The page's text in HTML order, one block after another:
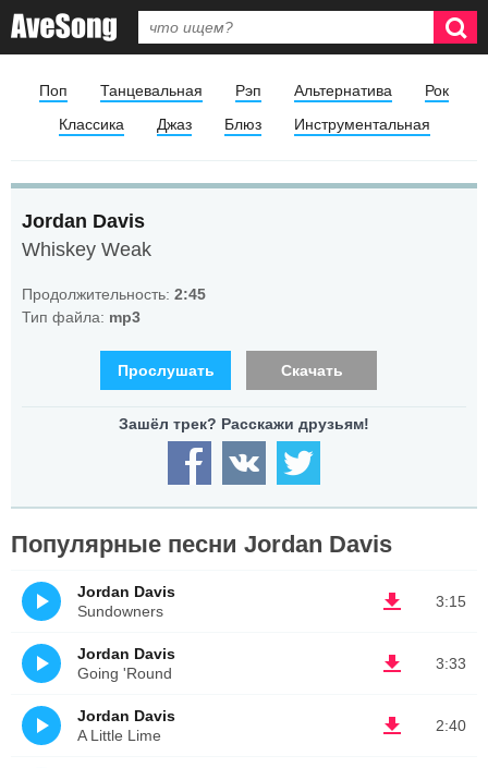
Поп Танцевальная Рэп Альтернатива
Рок
Классика
Джаз Блюз Инструментальная
Jordan Davis
Whiskey Weak
Продолжительность: 2:45
Тип файла: mp3
Прослушать Скачать
Популярные песни Jordan Davis
3:15
Jordan Davis
Sundowners
3:33
Jordan Davis
Going 'Round
2:40
Jordan Davis
A Little Lime